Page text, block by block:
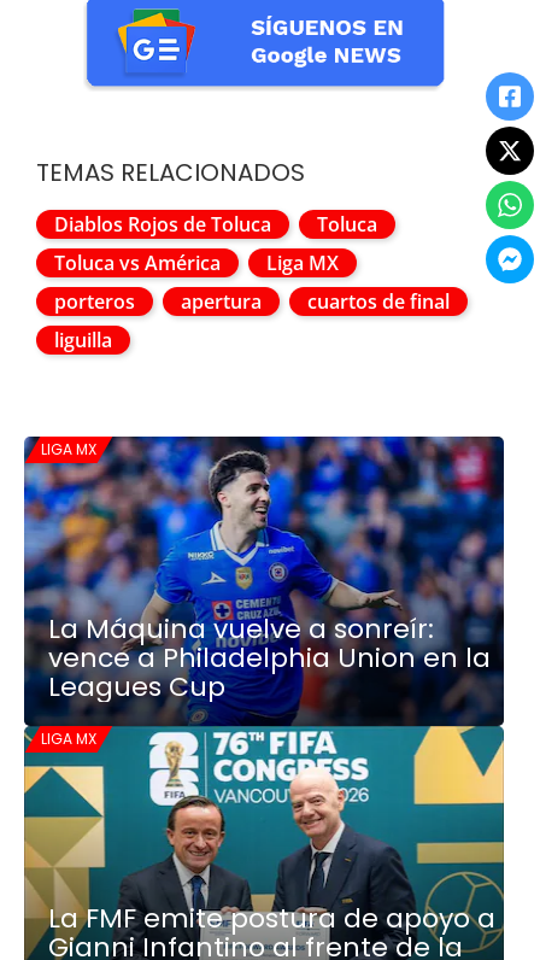
TEMAS RELACIONADOS
Diablos Rojos de Toluca
Toluca
Toluca vs América
Liga MX
porteros
apertura
cuartos de final
liguilla
LIGA MX
La Máquina vuelve a sonreír:
vence a Philadelphia Union en la
Leagues Cup
LIGA MX
La FMF emite postura de apoyo a
Gianni Infantino al frente de la